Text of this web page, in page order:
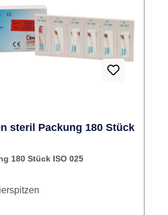
steril Packung 180 Stück
180 Stück ISO 025